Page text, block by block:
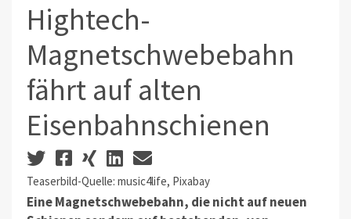
Hightech-
Magnetschwebebahn
fährt auf alten
Eisenbahnschienen
Teaserbild-Quelle: music4life, Pixabay
Eine Magnetschwebebahn, die nicht auf neuen